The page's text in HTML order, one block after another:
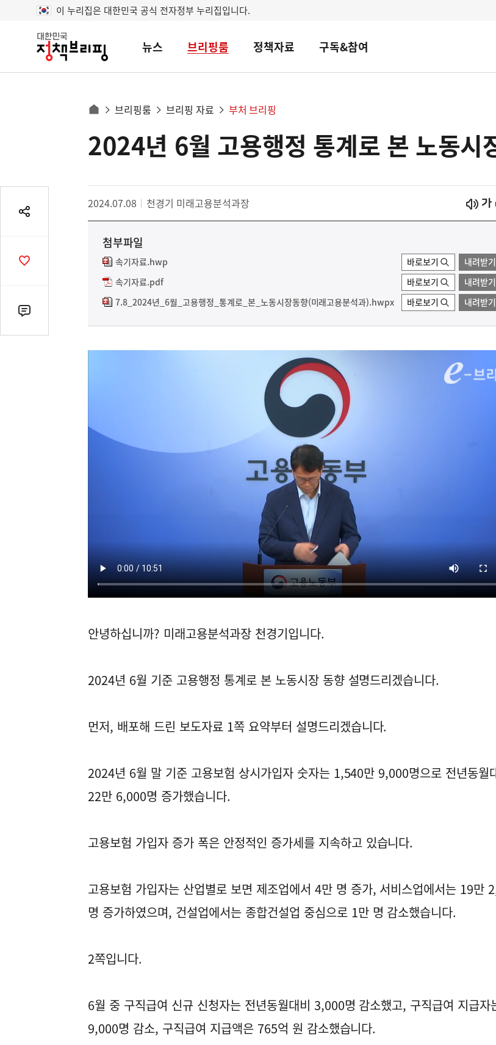
이 누리집은 대한민국 공식 전자정부 누리집입니다.
대
민
뉴스 브리핑룸 정책자료 구독&참여
동
경
로
으
로
브리핑룸 브리핑 자료 부처 브리핑
영
역공
기
공
댓
글
2024년 6월 고용행정 통계로 본 노동시
2024.07.08 천경기 미래고용분석과장 시
열
첨부파일
속기자료.hwp 바로보기
내려받기
속기자료.pdf
바로보기
내려받기
7.8_2024년_6월_고용행정_통계로_본_노동시장동향(미래고용분석과).hwpx
바로보기 내려받기
안녕하십니까? 미래고용분석과장 천경기입니다.
2024년 6월 기준 고용행정 통계로 본 노동시장 동향 설명드리겠습니다.
먼저, 배포해 드린 보도자료 1쪽 요약부터 설명드리겠습니다.
2024년 6월 말 기준 고용보험 상시가입자 숫자는 1,540만 9,000명으로 전년동월
22만 6,000명 증가했습니다.
고용보험 가입자 증가 폭은 안정적인 증가세를 지속하고 있습니다.
고용보험 가입자는 산업별로 보면 제조업에서 4만 명 증가, 서비스업에서는 19만
명 증가하였으며, 건설업에서는 종합건설업 중심으로 1만 명 감소했습니다.
2쪽입니다.
6월 중 구직급여 신규 신청자는 전년동월대비 3,000명 감소했고, 구직급여 지급자
9,000명 감소, 구직급여 지급액은 765억 원 감소했습니다.